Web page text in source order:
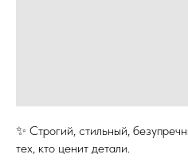
✨ Строгий, стильный,
тех, кто ценит детали.